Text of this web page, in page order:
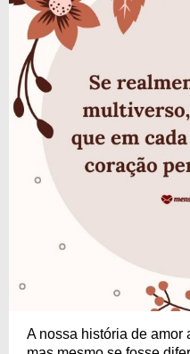
A nossa história de amor